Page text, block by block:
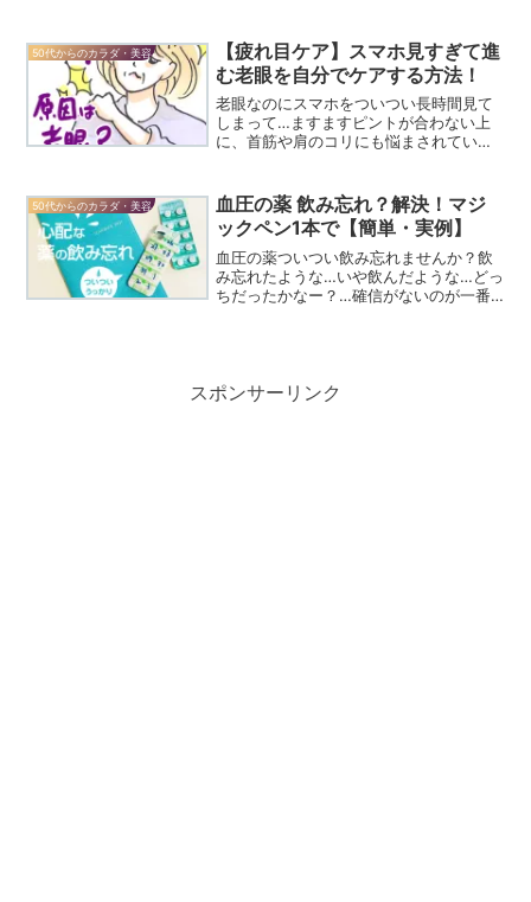
菌。選んだ理由はそれだけではありませ
ん！
50代からのカラダ・美容
【疲れ目ケア】スマホ見すぎて進
む老眼を自分でケアする方法！
老眼なのにスマホをついつい長時間見て
しまって…ますますピントが合わない上
に、首筋や肩のコリにも悩まされていま
伝えします。
50代からのカラダ・美容
血圧の薬 飲み忘れ？解決！マジ
ックペン1本で【簡単・実例】
血圧の薬ついつい飲み忘れませんか？飲
み忘れたような…いや飲んだような…どっ
ちだったかなー？…確信がないのが一番
スポンサーリンク